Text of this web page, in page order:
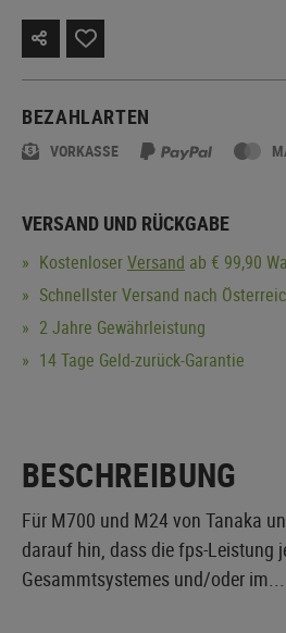
BEZAHLARTEN
VORKASSE
VERSAND UND RÜCKGABE
KostenloserVersand ab € 99,90
Schnellster Versand nach
2 Jahre Gewährleistung
14 Tage Geld-zurück-Garantie
BESCHREIBUNG
Für M700 und M24 von Tanaka
darauf hin, dass die fps-Leistung
Gesammtsystemes und/oder im...